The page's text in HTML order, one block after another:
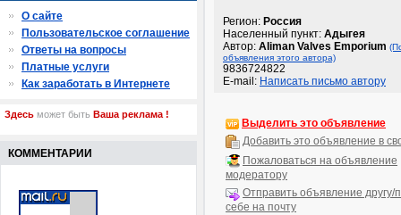
Регион: Россия
Населенный пункт: Адыгея
Автор: Aliman Valves Emporium
объявления этого автора)
9836724822
E-mail: Написать письмо автору
Выделить это объявление
Добавить это объявление в
Пожаловаться на объявление
модератору
Отправить объявление другу/
себе на почту
О сайте
Пользовательское соглашение
Ответы на вопросы
Платные услуги
Как заработать в Интернете
Здесь может быть Ваша реклама !
КОММЕНТАРИИ